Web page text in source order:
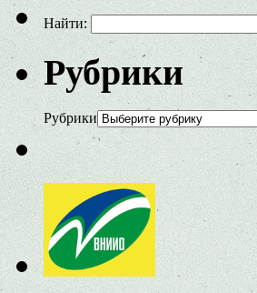
Найти:
Рубрики
Рубрики